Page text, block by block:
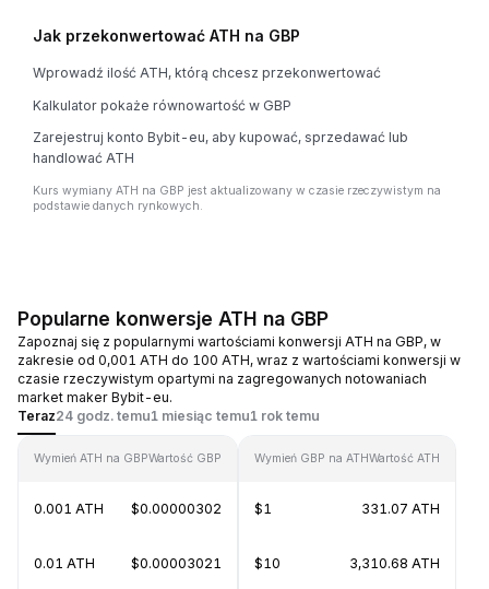
Jak przekonwertować ATH na GBP
Wprowadź ilość ATH, którą chcesz przekonwertować
Kalkulator pokaże równowartość w GBP
Zarejestruj konto Bybit-eu, aby kupować, sprzedawać lub
handlować ATH
Kurs wymiany ATH na GBP jest aktualizowany w czasie rzeczywistym na
podstawie danych rynkowych.
Popularne konwersje ATH na GBP
Zapoznaj się z popularnymi wartościami konwersji ATH na GBP, w
zakresie od 0,001 ATH do 100 ATH, wraz z wartościami konwersji w
czasie rzeczywistym opartymi na zagregowanych notowaniach
market maker Bybit-eu.
Teraz24 godz. temu1 miesiąc temu1 rok temu
Wymień ATH na GBPWartość GBP
0.001 ATH $0.00000302
0.01 ATH $0.00003021
Wymień GBP na ATHWartość ATH
$1 331.07 ATH
$10 3,310.68 ATH